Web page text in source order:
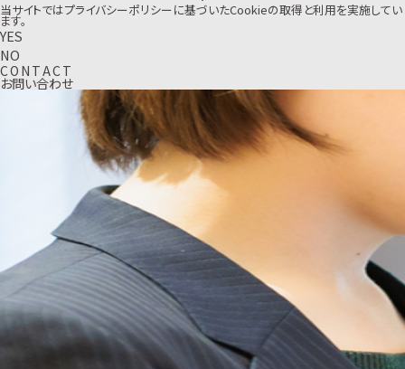
当サイトではプライバシーポリシーに基づいたCookieの取得と利用を実施してい
ます。
YES
NO
CO N TACT
お問い合わせ